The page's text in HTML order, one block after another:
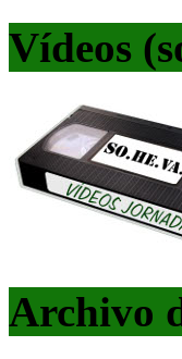
Vídeos
Archivo